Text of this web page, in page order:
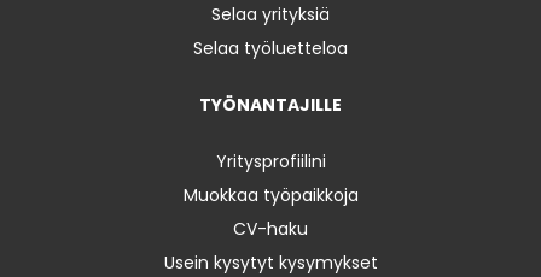
Selaa yrityksiä
Selaa työluetteloa
TYÖNANTAJILLE
Yritysprofiilini
Muokkaa työpaikkoja
CV-haku
Usein kysytyt kysymykset